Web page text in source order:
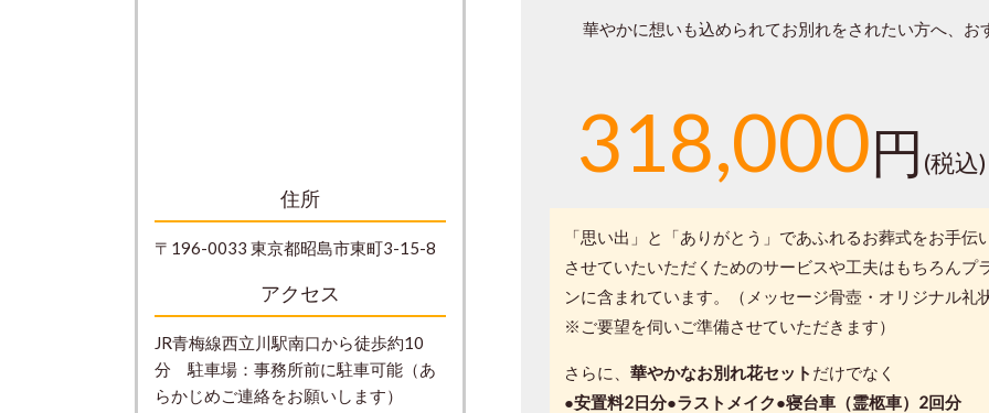
華やかに想いも込められてお別れをされたい方へ、お
318,000円 (税込)
「思い出」と「ありがとう」であふれるお葬式をお手伝
させていたいただくためのサービスや工夫はもちろんプ
ンに含まれています。（メッセージ骨壺・オリジナル礼
※ご要望を伺いご準備させていただきます）
さらに、華やかなお別れ花セット だけでなく
●安置料2日分●ラストメイク●寝台車（霊柩車）2回分
住所
〒196-0033 東京都昭島市東町3-15-8
アクセス
JR青梅線西立川駅南口から徒歩約10
分 駐車場：事務所前に駐車可能（あ
らかじめご連絡をお願いします）